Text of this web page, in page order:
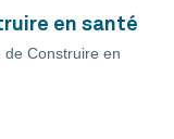
en santé
Construire en